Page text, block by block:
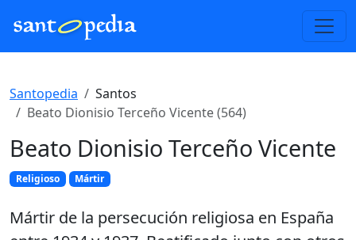
Santopedia
Santos
Beato Dionisio Terceño Vicente (564)
Beato Dionisio Terceño Vicente
Religioso Mártir
Mártir de la persecución religiosa en España